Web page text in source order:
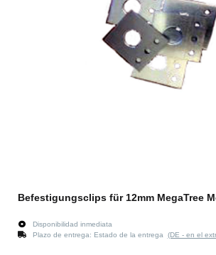
Befestigungsclips für 12mm MegaTree
Disponibilidad inmediata
Plazo de entrega: Estado de la entrega (DE - en el